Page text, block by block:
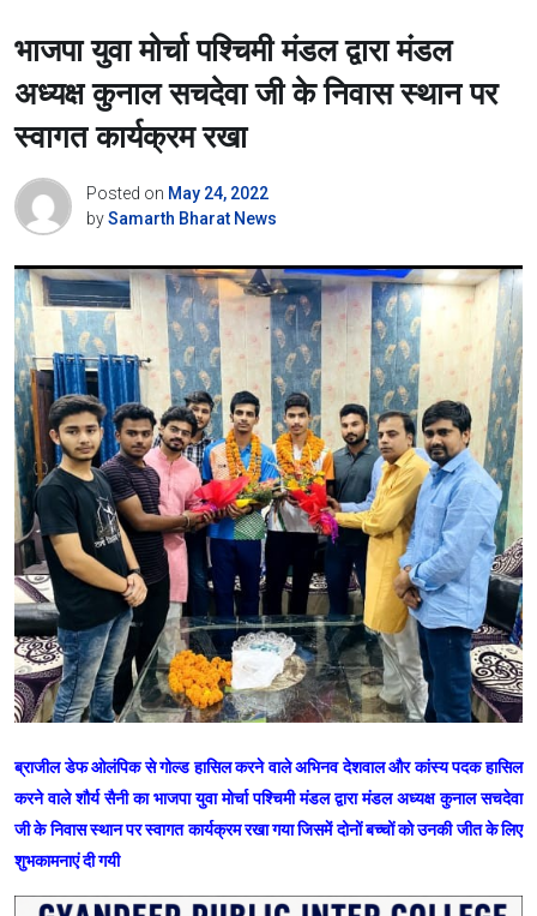
भाजपा युवा मोर्चा पश्चिमी मंडल द्वारा मंडल
अध्यक्ष कुनाल सचदेवा जी के निवास स्थान पर
स्वागत कार्यक्रम रखा
Posted on May 24, 2022
bySamarth Bharat News
ब्राजील डेफ ओलंपिक से गोल्ड हासिल करने वाले अभिनव देशवाल और कांस्य पदक हासिल
करने वाले शौर्य सैनी का भाजपा युवा मोर्चा पश्चिमी मंडल द्वारा मंडल अध्यक्ष कुनाल सचदेवा
जी के निवास स्थान पर स्वागत कार्यक्रम रखा गया जिसमें दोनों बच्चों को उनकी जीत के लिए
शुभकामनाएं दी गयी